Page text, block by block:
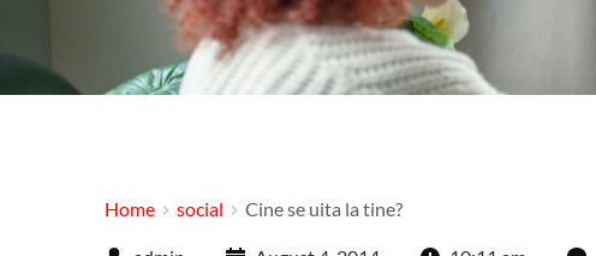
Home social Cine se uita la tine?